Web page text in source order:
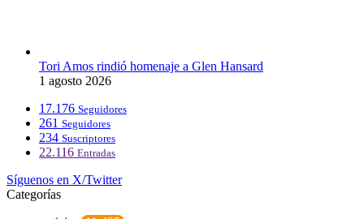
Tori Amos rindió homenaje a Glen Hansard
1 agosto 2026
17.176 Seguidores
261 Seguidores
234 Suscriptores
22.116 Entradas
Síguenos en X/Twitter
Categorías